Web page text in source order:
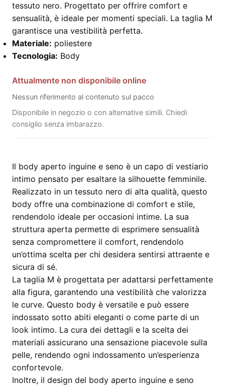
tessuto nero. Progettato per offrire comfort e
sensualità, è ideale per momenti speciali. La taglia M
garantisce una vestibilità perfetta.
Materiale: poliestere
Tecnologia: Body
Attualmente non disponibile online
Nessun riferimento al contenuto sul pacco
Disponibile in negozio o con alternative simili. Chiedi
consiglio senza imbarazzo.
Il body aperto inguine e seno è un capo di vestiario
intimo pensato per esaltare la silhouette femminile.
Realizzato in un tessuto nero di alta qualità, questo
body offre una combinazione di comfort e stile,
rendendolo ideale per occasioni intime. La sua
struttura aperta permette di esprimere sensualità
senza compromettere il comfort, rendendolo
un’ottima scelta per chi desidera sentirsi attraente e
sicura di sé.
La taglia M è progettata per adattarsi perfettamente
alla figura, garantendo una vestibilità che valorizza
le curve. Questo body è versatile e può essere
indossato sotto abiti eleganti o come parte di un
look intimo. La cura dei dettagli e la scelta dei
materiali assicurano una sensazione piacevole sulla
pelle, rendendo ogni indossamento un’esperienza
confortevole.
Inoltre, il design del body aperto inguine e seno